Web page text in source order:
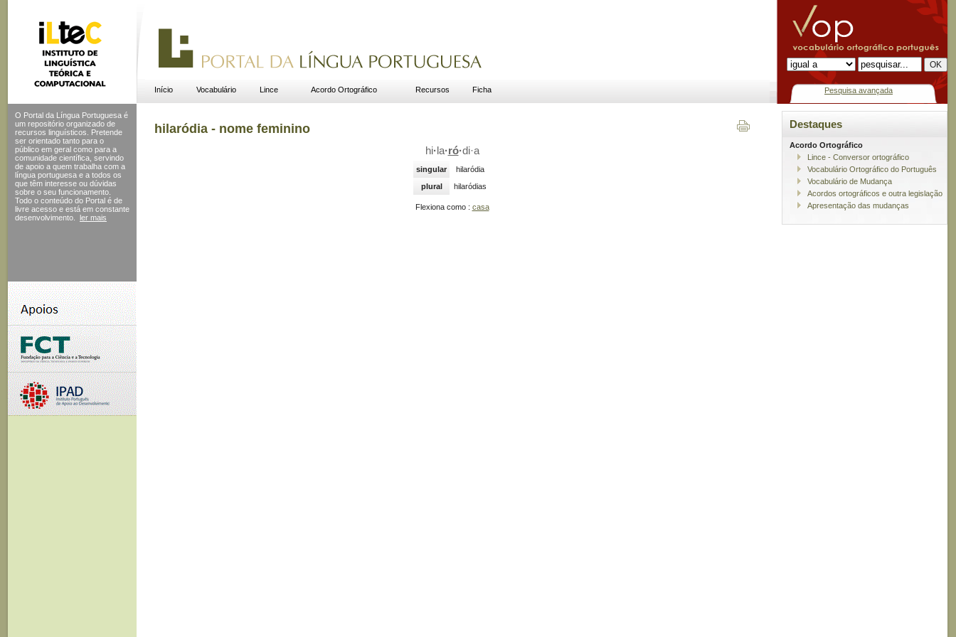
Início Vocabulário Lince Acordo Ortográfico Recursos Ficha Pesquisa avançada
O Portal da Língua Portuguesa é
um repositório organizado de
recursos linguísticos. Pretende
ser orientado tanto para o
público em geral como para a
comunidade científica, servindo
de apoio a quem trabalha com a
língua portuguesa e a todos os
que têm interesse ou dúvidas
sobre o seu funcionamento.
Todo o conteúdo do Portal é de
livre acesso e está em constante
desenvolvimento.
ler mais
hilaródia - nome feminino
hi· la·ró·di·a
singular
hilaródia
plural
hilaródias
Flexiona como : casa
Destaques
Acordo Ortográfico
Lince - Conversor ortográfico
Vocabulário Ortográfico do Português
Vocabulário de Mudança
Acordos ortográficos e outra legislação
Apresentação das mudanças